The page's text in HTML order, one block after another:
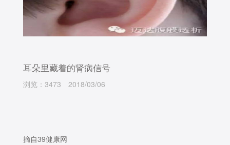
耳朵里藏着的肾病信号
浏览：3473 2018/03/06
摘自39健康网